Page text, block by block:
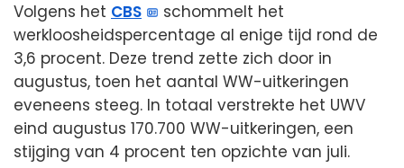
Volgens het CBS
schommelt het
werkloosheidspercentage al enige tijd rond de
3,6 procent. Deze trend zette zich door in
augustus, toen het aantal WW-uitkeringen
eveneens steeg. In totaal verstrekte het UWV
eind augustus 170.700 WW-uitkeringen, een
stijging van 4 procent ten opzichte van juli.